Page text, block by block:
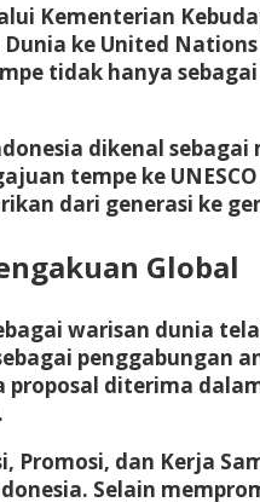
Kementerian
ke United
tidak hanya
dikenal
tempe ke
dari generasi ke
Global
warisan dunia
penggabungan
proposal diterima
Promosi, dan Kerja
Selain